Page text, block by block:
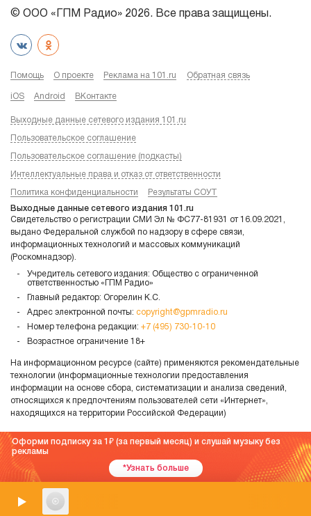
© ООО «ГПМ Радио» 2026. Все права защищены.
Помощь О проекте Реклама на 101.ru Обратная связь
iOS Android ВКонтакте
Выходные данные сетевого издания 101.ru
Пользовательское соглашение
Пользовательское соглашение (подкасты)
Интеллектуальные права и отказ от ответственности
Политика конфиденциальности Результаты СОУТ
Выходные данные сетевого издания 101.ru
Свидетельство о регистрации СМИ Эл № ФС77-81931 от 16.09.2021,
выдано Федеральной службой по надзору в сфере связи,
информационных технологий и массовых коммуникаций
(Роскомнадзор).
Учредитель сетевого издания: Общество с ограниченной
ответственностью «ГПМ Радио»
Главный редактор: Огорелин К.С.
Адрес электронной почты: copyright@gpmradio.ru
Номер телефона редакции: +7 (495) 730-10-10
Возрастное ограничение 18+
На информационном ресурсе (сайте) применяются рекомендательные
технологии (информационные технологии предоставления
информации на основе сбора, систематизации и анализа сведений,
относящихся к предпочтениям пользователей сети «Интернет»,
находящихся на территории Российской Федерации)
Оформи подписку за 1
(за первый месяц) и слушай музыку без
рекламы
*Узнать больше